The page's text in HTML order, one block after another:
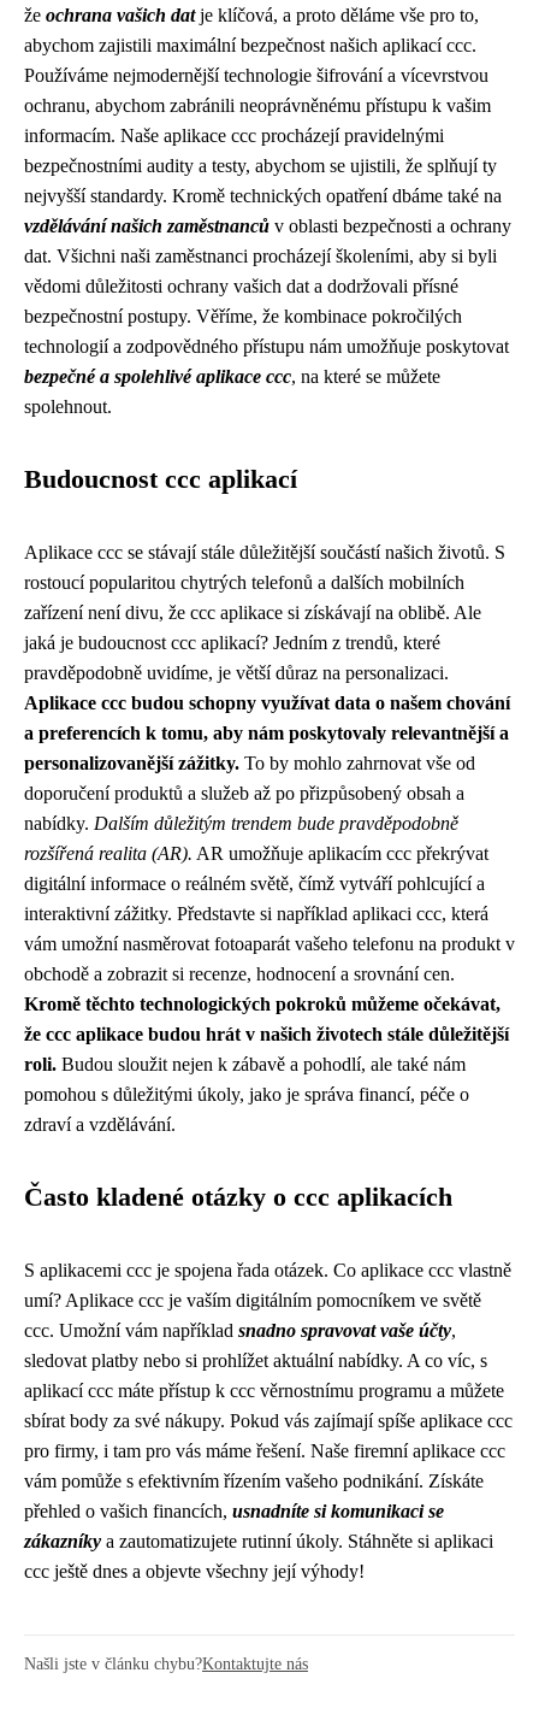
že ochrana vašich datje klíčová, a proto děláme vše pro to,
abychom zajistili maximální bezpečnost našich aplikací ccc.
Používáme nejmodernější technologie šifrování a vícevrstvou
ochranu, abychom zabránili neoprávněnému přístupu k vašim
informacím. Naše aplikace ccc procházejí pravidelnými
bezpečnostními audity a testy, abychom se ujistili, že splňují ty
nejvyšší standardy. Kromě technických opatření dbáme také na
vzdělávání našich zaměstnanců v oblasti bezpečnosti a ochrany
dat. Všichni naši zaměstnanci procházejí školeními, aby si byli
vědomi důležitosti ochrany vašich dat a dodržovali přísné
bezpečnostní postupy. Věříme, že kombinace pokročilých
technologií a zodpovědného přístupu nám umožňuje poskytovat
bezpečné a spolehlivé aplikace ccc, na které se můžete
spolehnout.
Budoucnost ccc aplikací
Aplikace ccc se stávají stále důležitější součástí našich životů. S
rostoucí popularitou chytrých telefonů a dalších mobilních
zařízení není divu, že ccc aplikace si získávají na oblibě. Ale
jaká je budoucnost ccc aplikací? Jedním z trendů, které
pravděpodobně uvidíme, je větší důraz na personalizaci.
Aplikace ccc budou schopny využívat data o našem chování
a preferencích k tomu, aby nám poskytovaly relevantnější a
personalizovanější zážitky. To by mohlo zahrnovat vše od
doporučení produktů a služeb až po přizpůsobený obsah a
nabídky. Dalším důležitým trendem bude pravděpodobně
rozšířená realita (AR). AR umožňuje aplikacím ccc překrývat
digitální informace o reálném světě, čímž vytváří pohlcující a
interaktivní zážitky. Představte si například aplikaci ccc, která
vám umožní nasměrovat fotoaparát vašeho telefonu na produkt v
obchodě a zobrazit si recenze, hodnocení a srovnání cen.
Kromě těchto technologických pokroků můžeme očekávat,
že ccc aplikace budou hrát v našich životech stále důležitější
roli. Budou sloužit nejen k zábavě a pohodlí, ale také nám
pomohou s důležitými úkoly, jako je správa financí, péče o
zdraví a vzdělávání.
Často kladené otázky o ccc aplikacích
S aplikacemi ccc je spojena řada otázek. Co aplikace ccc vlastně
umí? Aplikace ccc je vaším digitálním pomocníkem ve světě
ccc. Umožní vám například snadno spravovat vaše účty,
sledovat platby nebo si prohlížet aktuální nabídky. A co víc, s
aplikací ccc máte přístup k ccc věrnostnímu programu a můžete
sbírat body za své nákupy. Pokud vás zajímají spíše aplikace ccc
pro firmy, i tam pro vás máme řešení. Naše firemní aplikace ccc
vám pomůže s efektivním řízením vašeho podnikání. Získáte
přehled o vašich financích, usnadníte si komunikaci se
zákazníky a zautomatizujete rutinní úkoly. Stáhněte si aplikaci
ccc ještě dnes a objevte všechny její výhody!
Našli jste v článku chybu?Kontaktujte nás